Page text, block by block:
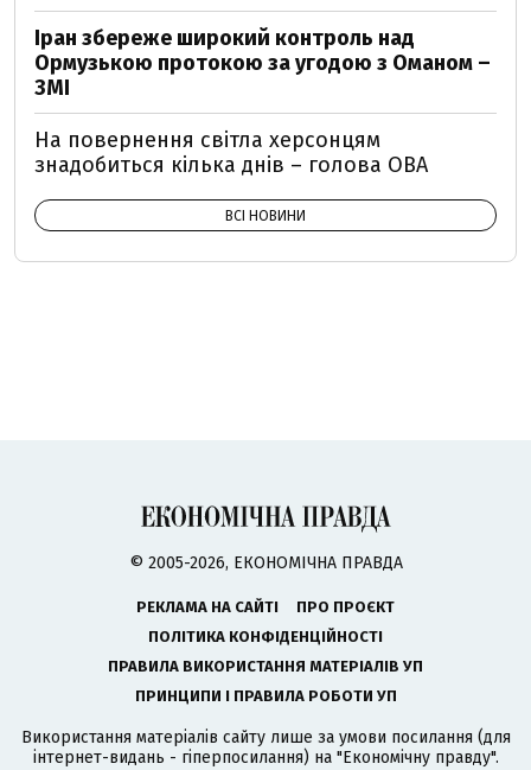
Іран збереже широкий контроль над
Ормузькою протокою за угодою з Оманом –
ЗМІ
На повернення світла херсонцям
знадобиться кілька днів – голова ОВА
ВСІ НОВИНИ
© 2005-2026, ЕКОНОМІЧНА ПРАВДА
РЕКЛАМА НА САЙТІ
ПРО ПРОЄКТ
ПОЛІТИКА КОНФІДЕНЦІЙНОСТІ
ПРАВИЛА ВИКОРИСТАННЯ МАТЕРІАЛІВ УП
ПРИНЦИПИ І ПРАВИЛА РОБОТИ УП
Використання матеріалів сайту лише за умови посилання (для
інтернет-видань - гіперпосилання) на "Економічну правду".